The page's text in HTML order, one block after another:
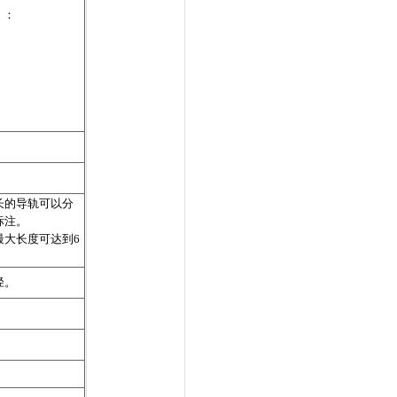
的导轨可以分
。
大长度可达到6